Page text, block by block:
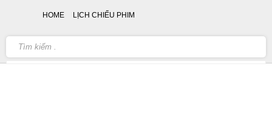
HOME LỊCH CHIẾU PHIM